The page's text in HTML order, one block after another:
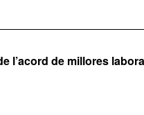
de millores